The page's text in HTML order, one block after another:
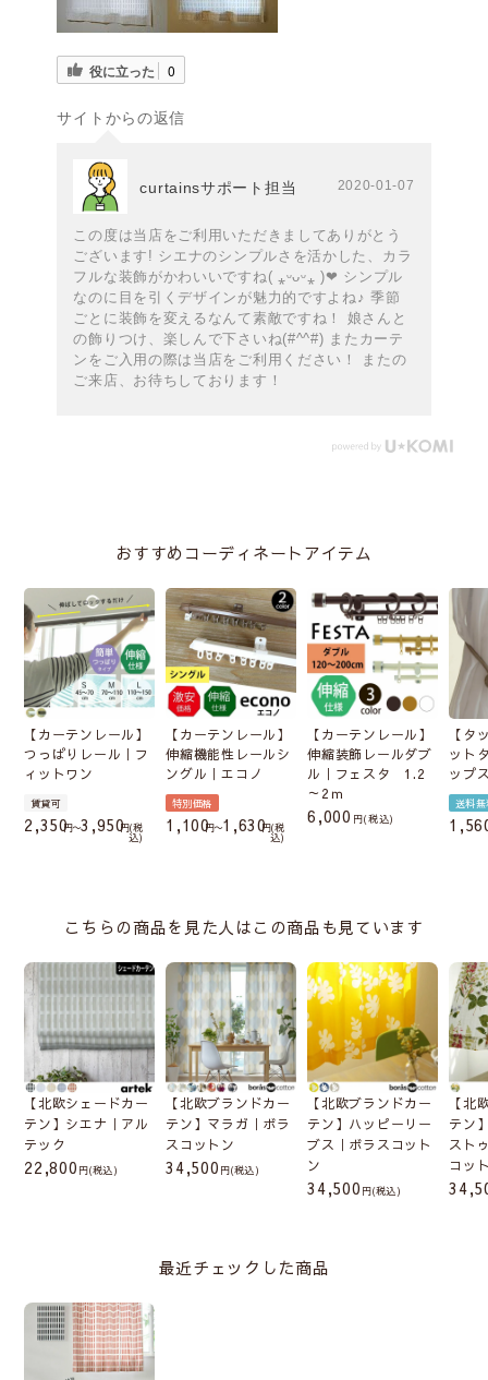
役に立った 0
サイトからの返信
curtainsサポート担当 2020-01-07
この度は当店をご利用いただきましてありがとう
ございます! シエナのシンプルさを活かした、カラ
フルな装飾がかわいいですね( ⁎ᵕᴗᵕ⁎ )❤︎ シンプル
なのに目を引くデザインが魅力的ですよね♪ 季節
ごとに装飾を変えるなんて素敵ですね！ 娘さんと
の飾りつけ、楽しんで下さいね(#^^#) またカーテ
ンをご入用の際は当店をご利用ください！ またの
ご来店、お待ちしております！
おすすめコーディネートアイテム
【カーテンレール】
つっぱりレール｜フ
ィットワン
賃貸可
2,350 〜3,950 税
込
【カーテンレール】
伸縮機能性レールシ
ングル｜エコノ
特別価格
1,100 〜1,630 税
込
【カーテンレール】
伸縮装飾レールダブ
ル｜フェスタ 1.2
～2ｍ
6,000 税込
【タ
ット
ップ
送料無
こちらの商品を見た人はこの商品も見ています
【北欧シェードカー
テン】シエナ｜アル
テック
22,800 (税込)
【北欧ブランドカー
テン】マラガ｜ボラ
スコットン
34,500 (税込)
【北欧ブランドカー
テン】ハッピーリー
ブス｜ボラスコット
ン
34,500 (税込)
【北
テン
スト
コッ
最近チェックした商品